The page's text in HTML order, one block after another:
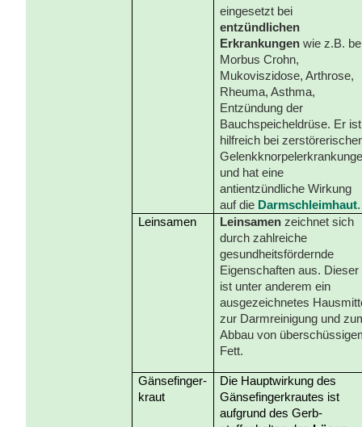
eingesetzt bei
entzündlichen
Erkrankungenwie z.B.
Morbus Crohn,
Mukoviszidose, Arthrose,
Rheuma, Asthma,
Entzündung der
Bauchspeicheldrüse. Er ist
hilfreich bei
und hat eine
antientzündliche Wirkung
auf die Darmschleimhaut.
Leinsamen
Leinsamen zeichnet sich
durch zahlreiche
gesundheitsfördernde
Eigenschaften aus. Dieser
ist unter anderem ein
ausgezeichnetes
zur Darmreinigung und
Abbau von
Fett.
Gänsefinger-
kraut
Die Hauptwirkung des
Gänsefingerkrautes ist
aufgrund des Gerb-